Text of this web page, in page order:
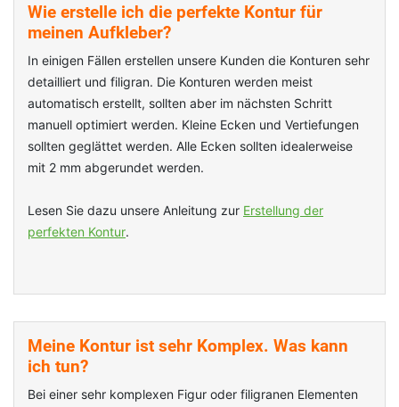
Wie erstelle ich die perfekte Kontur für
meinen Aufkleber?
In einigen Fällen erstellen unsere Kunden die Konturen sehr
detailliert und filigran. Die Konturen werden meist
automatisch erstellt, sollten aber im nächsten Schritt
manuell optimiert werden. Kleine Ecken und Vertiefungen
sollten geglättet werden. Alle Ecken sollten idealerweise
mit 2 mm abgerundet werden.
Lesen Sie dazu unsere Anleitung zur Erstellung der
perfekten Kontur.
Meine Kontur ist sehr Komplex. Was kann
ich tun?
Bei einer sehr komplexen Figur oder filigranen Elementen